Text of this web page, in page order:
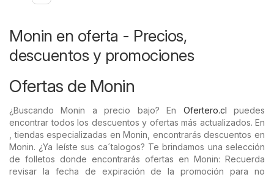
Monin en oferta - Precios,
descuentos y promociones
Ofertas de Monin
¿Buscando Monin a precio bajo? En Ofertero.cl puedes
encontrar todos los descuentos y ofertas más actualizados. En
, tiendas especializadas en Monin, encontrarás descuentos en
Monin. ¿Ya leíste sus ca´talogos? Te brindamos una selección
de folletos donde encontrarás ofertas en Monin: Recuerda
revisar la fecha de expiración de la promoción para no